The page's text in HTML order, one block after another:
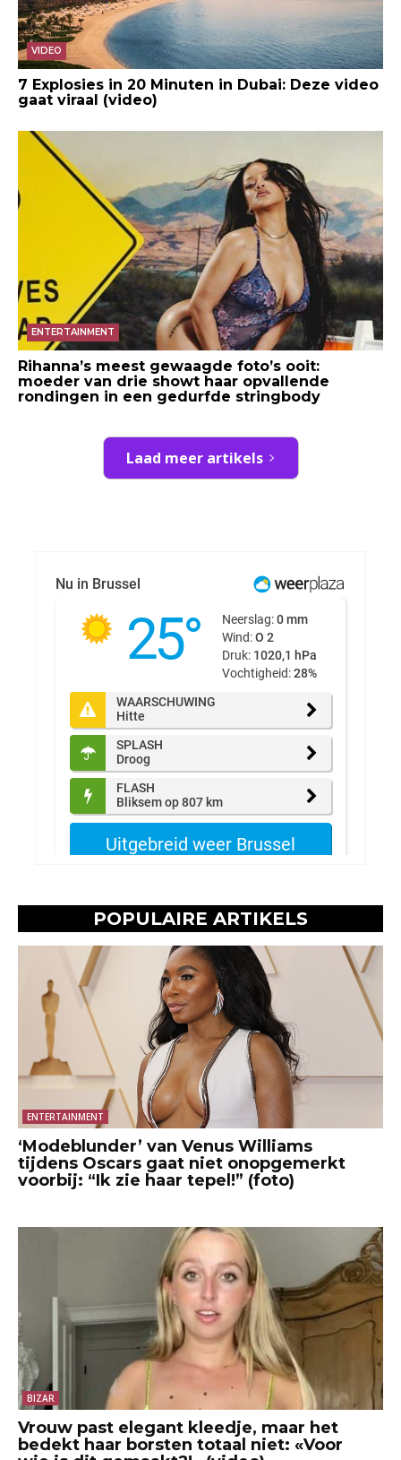
VIDEO
7 Explosies in 20 Minuten in Dubai: Deze video
gaat viraal (video)
ENTERTAINMENT
Rihanna’s meest gewaagde foto’s ooit:
moeder van drie showt haar opvallende
rondingen in een gedurfde stringbody
Laad meer artikels
POPULAIRE ARTIKELS
ENTERTAINMENT
‘Modeblunder’ van Venus Williams
tijdens Oscars gaat niet onopgemerkt
voorbij: “Ik zie haar tepel!” (foto)
BIZAR
Vrouw past elegant kleedje, maar het
bedekt haar borsten totaal niet: «Voor